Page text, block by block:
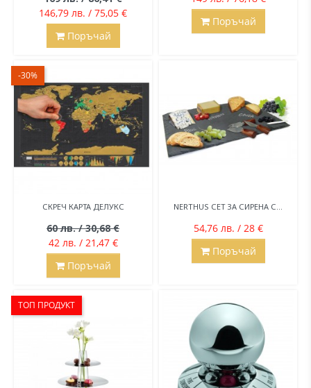
146,79 лв. / 75,05 €
Поръчай
Поръчай
СКРЕЧ КАРТА ДЕЛУКС
60 лв. / 30,68 €
42 лв. / 21,47 €
-30%
Поръчай
NERTHUS СЕТ ЗА СИРЕНА С...
54,76 лв. / 28 €
Поръчай
ТОП ПРОДУКТ